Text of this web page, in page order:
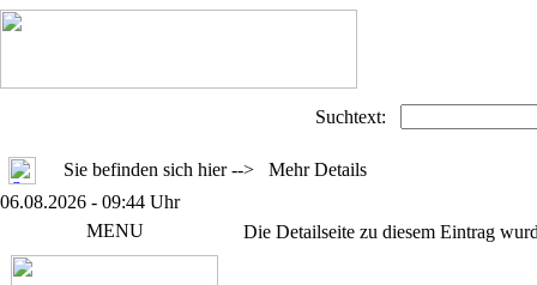
Suchtext:
Sie befinden sich hier --> Mehr Details
06.08.2026 - 09:44 Uhr
MENU
Die Detailseite zu diesem Eintrag